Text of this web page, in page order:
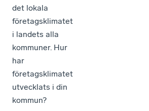
det lokala
företagsklimatet
i landets alla
kommuner. Hur
har
företagsklimatet
utvecklats i din
kommun?